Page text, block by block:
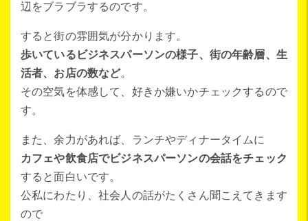
辺をブラブラするのです。
すると街の雰囲気が分かります。
歩いているビジネスパーソンの様子、街の年齢層、生
活者、お店の数など。
その空気を体感して、好きか嫌いかチェックするので
す。
また、余力があれば、ランチやディナータイムに
カフェや飲食店でビジネスパーソンの会話をチェック
すると面白いです。
公私にわたり、社会人の話がたくさん聞こえてきます
ので